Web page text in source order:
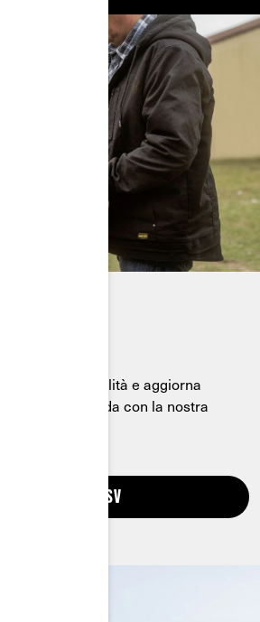
di compatibilità e aggiorna
di guida con la nostra
ACCESSORI ATV E SSV